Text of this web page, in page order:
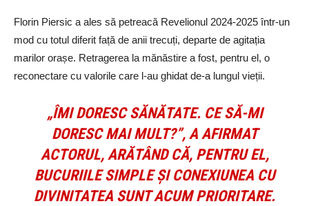
Florin Piersic a ales să petreacă Revelionul 2024-2025 într-un
mod cu totul diferit față de anii trecuți, departe de agitația
marilor orașe. Retragerea la mănăstire a fost, pentru el, o
reconectare cu valorile care l-au ghidat de-a lungul vieții.
„ÎMI DORESC SĂNĂTATE. CE SĂ-MI
DORESC MAI MULT?”, A AFIRMAT
ACTORUL, ARĂTÂND CĂ, PENTRU EL,
BUCURIILE SIMPLE ȘI CONEXIUNEA CU
DIVINITATEA SUNT ACUM PRIORITARE.